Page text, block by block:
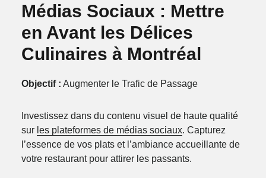
Médias Sociaux : Mettre
en Avant les Délices
Culinaires à Montréal
Objectif : Augmenter le Trafic de Passage
Investissez dans du contenu visuel de haute qualité
sur les plateformes de médias sociaux. Capturez
l’essence de vos plats et l’ambiance accueillante de
votre restaurant pour attirer les passants.